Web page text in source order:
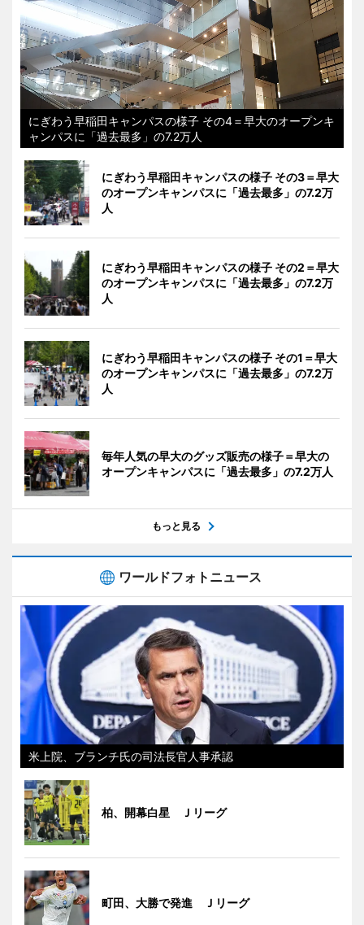
にぎわう早稲田キャンパスの様子 その4＝早大のオープンキ
ャンパスに「過去最多」の7.2万人
にぎわう早稲田キャンパスの様子 その3＝早大
のオープンキャンパスに「過去最多」の7.2万
人
にぎわう早稲田キャンパスの様子 その2＝早大
のオープンキャンパスに「過去最多」の7.2万
人
にぎわう早稲田キャンパスの様子 その1＝早大
のオープンキャンパスに「過去最多」の7.2万
人
毎年人気の早大のグッズ販売の様子＝早大の
オープンキャンパスに「過去最多」の7.2万人
もっと見る
ワールドフォトニュース
米上院、ブランチ氏の司法長官人事承認
柏、開幕白星 Ｊリーグ
町田、大勝で発進 Ｊリーグ